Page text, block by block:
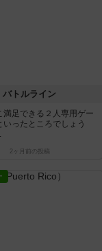
バトルライン
足できる２人専用ゲー
いったところでしょう
2ヶ月前 の投稿